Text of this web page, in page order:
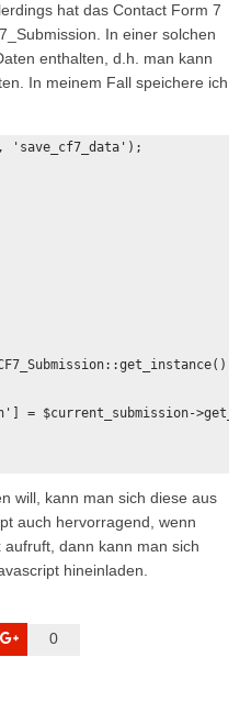
hat das Contact Form 7
In einer solchen
enthalten, d.h. man kann
In meinem Fall speichere ich
'save_cf7_data');
= $current_submission-
will, kann man sich diese aus
auch hervorragend, wenn
dann kann man sich
hineinladen.
0